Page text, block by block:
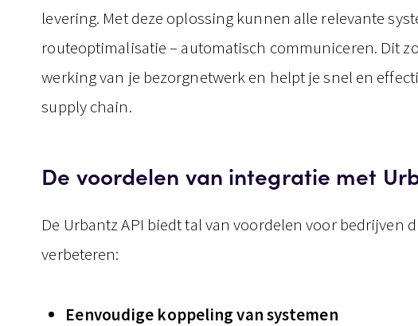
levering. Met deze oplossing kunnen alle relevante
routeoptimalisatie – automatisch communiceren. Dit
werking van je bezorgnetwerk en helpt je snel en
supply chain.
De voordelen van integratie met
De Urbantz API biedt tal van voordelen voor bedrijven
verbeteren:
Eenvoudige koppeling van systemen